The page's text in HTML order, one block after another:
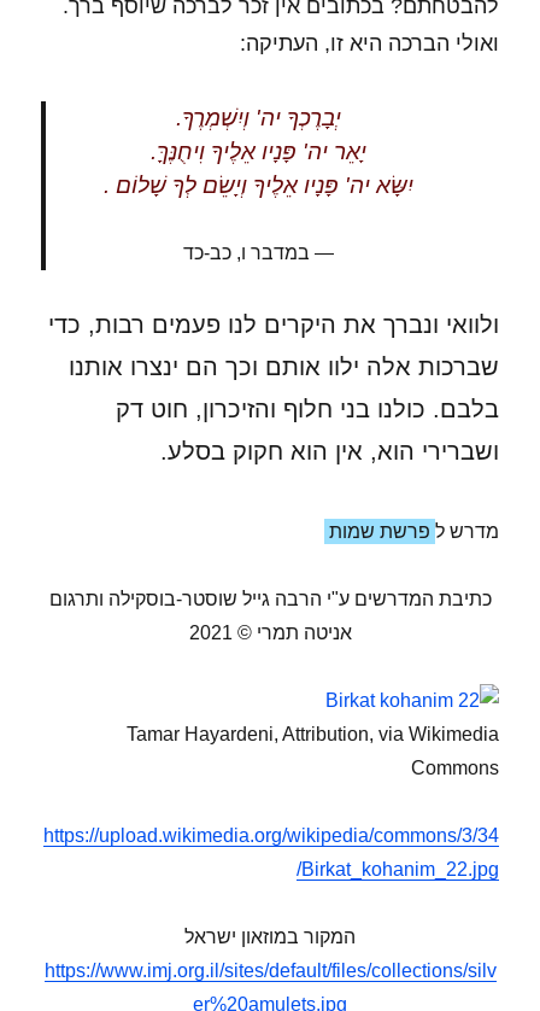
להבטחתם? בכתובים אין זכר לברכה שיוסף ברך.
ואולי הברכה היא זו, העתיקה:
יְבָרֶכְךָ יה' וְיִשְׁמְרֶךָ.
יָאֵר יה' פָּנָיו אֵלֶיךָ וִיחֻנֶּךָּ.
יִשָּׂא יה' פָּנָיו אֵלֶיךָ וְיָשֵׂם לְךָ שָׁלוֹם .
במדבר ו, כב-כד
ולוואי ונברך את היקרים לנו פעמים רבות, כדי
שברכות אלה ילוו אותם וכך הם ינצרו אותנו
בלבם. כולנו בני חלוף והזיכרון, חוט דק
ושברירי הוא, אין הוא חקוק בסלע.
מדרש ל פרשת שמות
כתיבת המדרשים ע"י הרבה גייל שוסטר-בוסקילה ותרגום
אניטה תמרי © 2021
Tamar Hayardeni, Attribution, via Wikimedia
Commons
https://upload.wikimedia.org/wikipedia/commons/3/34
/Birkat_kohanim_22.jpg
המקור במוזאון ישראל
https://www.imj.org.il/sites/default/files/collections/silv
er%20amulets.jpg